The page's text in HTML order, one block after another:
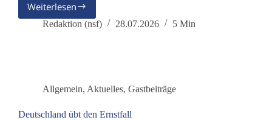
WeiterlesenGrundrechte
der
auf
das
Grundgesetz?
Redaktion (nsf) 28.07.2026 5 Min
Allgemein, Aktuelles, Gastbeiträge
Deutschland übt den Ernstfall